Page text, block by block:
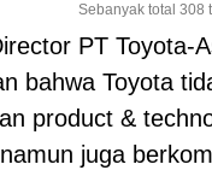
Sebanyak total 308
PT Toyota-
bahwa Toyota
product &
juga